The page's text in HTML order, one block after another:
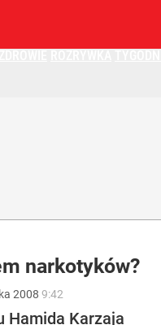
narkotyków?
2008 9:42
Hamida Karzaja